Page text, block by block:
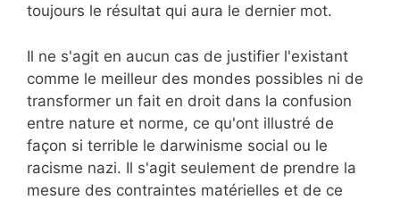
toujours le résultat qui aura le dernier mot.
Il ne s'agit en aucun cas de justifier l'existant
comme le meilleur des mondes possibles ni de
transformer un fait en droit dans la confusion
entre nature et norme, ce qu'ont illustré de
façon si terrible le darwinisme social ou le
racisme nazi. Il s'agit seulement de prendre la
mesure des contraintes matérielles et de ce